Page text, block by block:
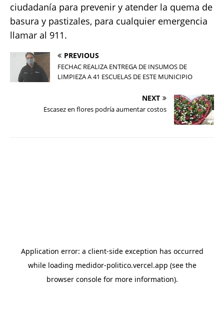
ciudadanía para prevenir y atender la quema de
basura y pastizales, para cualquier emergencia
llamar al 911.
PREVIOUS
FECHAC REALIZA ENTREGA DE INSUMOS DE
LIMPIEZA A 41 ESCUELAS DE ESTE MUNICIPIO
NEXT
Escasez en flores podría aumentar costos